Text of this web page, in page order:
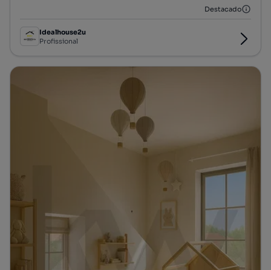
Destacado
Idealhouse2u
Profissional